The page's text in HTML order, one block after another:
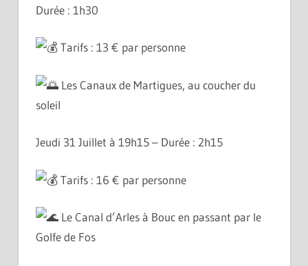
Durée : 1h30
Tarifs : 13 € par personne
Les Canaux de Martigues, au coucher du
soleil
Jeudi 31 Juillet à 19h15 – Durée : 2h15
Tarifs : 16 € par personne
Le Canal d’Arles à Bouc en passant par le
Golfe de Fos